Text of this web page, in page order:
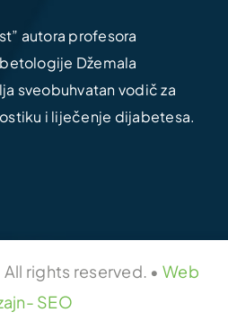
autora profesora
Džemala
sveobuhvatan vodič za
i liječenje dijabetesa.
rights reserved. • Web
SEO